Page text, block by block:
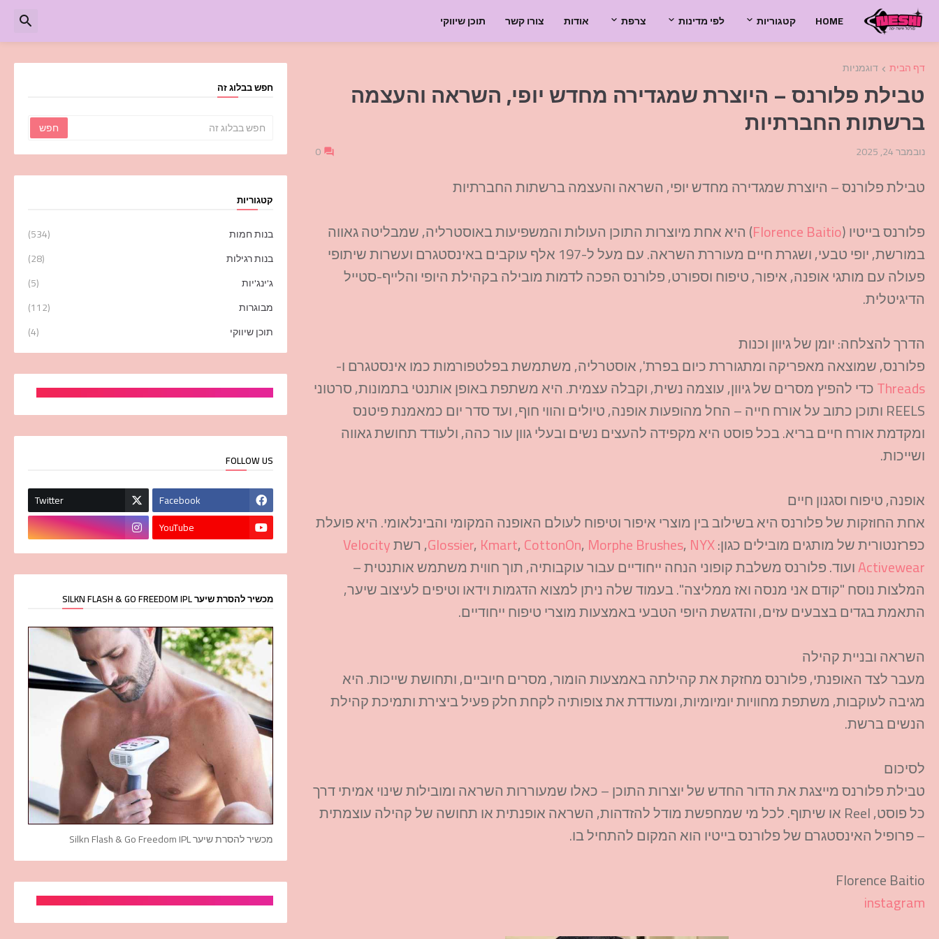
HOME קטגוריות לפי מדינות צרפת אודות צורו קשר תוכן שיווקי
דף הבית דוגמניות
טבילת פלורנס – היוצרת שמגדירה מחדש יופי, השראה והעצמה
ברשתות החברתיות
נובמבר 24, 2025 0
טבילת פלורנס – היוצרת שמגדירה מחדש יופי, השראה והעצמה ברשתות החברתיות
פלורנס בייטיו (Florence Baitio) היא אחת מיוצרות התוכן העולות והמשפיעות באוסטרליה, שמבליטה גאווה
במורשת, יופי טבעי, ושגרת חיים מעוררת השראה. עם מעל ל-197 אלף עוקבים באינסטגרם ועשרות שיתופי
פעולה עם מותגי אופנה, איפור, טיפוח וספורט, פלורנס הפכה לדמות מובילה בקהילת היופי והלייף-סטייל
הדיגיטלית.
הדרך להצלחה: יומן של גיוון וכנות
פלורנס, שמוצאה מאפריקה ומתגוררת כיום בפרת', אוסטרליה, משתמשת בפלטפורמות כמו אינסטגרם ו-
Threadsכדי להפיץ מסרים של גיוון, עוצמה נשית, וקבלה עצמית. היא משתפת באופן אותנטי בתמונות, סרטוני
REELS ותוכן כתוב על אורח חייה – החל מהופעות אופנה, טיולים והווי חוף, ועד סדר יום כמאמנת פיטנס
ומקדמת אורח חיים בריא. בכל פוסט היא מקפידה להעצים נשים ובעלי גוון עור כהה, ולעודד תחושת גאווה
ושייכות.
אופנה, טיפוח וסגנון חיים
אחת החוזקות של פלורנס היא בשילוב בין מוצרי איפור וטיפוח לעולם האופנה המקומי והבינלאומי. היא פועלת
כפרזנטורית של מותגים מובילים כגון:
Glossier,Kmart,CottonOn,Morphe Brushes,NYX , רשתVelocity
Activewearועוד. פלורנס משלבת קופוני הנחה ייחודיים עבור עוקבותיה, תוך חווית משתמש אותנטית –
המלצות נוסח "קודם אני מנסה ואז ממליצה". בעמוד שלה ניתן למצוא הדגמות וידאו וטיפים לעיצוב שיער,
התאמת בגדים בצבעים עזים, והדגשת היופי הטבעי באמצעות מוצרי טיפוח ייחודיים.
השראה ובניית קהילה
מעבר לצד האופנתי, פלורנס מחזקת את קהילתה באמצעות הומור, מסרים חיוביים, ותחושת שייכות. היא
מגיבה לעוקבות, משתפת מחוויות יומיומיות, ומעודדת את צופותיה לקחת חלק פעיל ביצירת ותמיכת קהילת
הנשים ברשת.
לסיכום
טבילת פלורנס מייצגת את הדור החדש של יוצרות התוכן – כאלו שמעוררות השראה ומובילות שינוי אמיתי דרך
כל פוסט, Reel או שיתוף. לכל מי שמחפשת מודל להזדהות, השראה אופנתית או תחושה של קהילה עוצמתית
– פרופיל האינסטגרם של פלורנס בייטיו הוא המקום להתחיל בו.
Florence Baitio
instagram
חפש בבלוג זה
קטגוריות
בנות חמות
(534)
בנות רגילות
(28)
ג'ינג'יות
(5)
מבוגרות
(112)
תוכן שיווקי
(4)
FOLLOW US
Facebook
Twitter
YouTube
מכשיר להסרת שיער SILKN FLASH & GO FREEDOM IPL
מכשיר להסרת שיער Silkn Flash & Go Freedom IPL